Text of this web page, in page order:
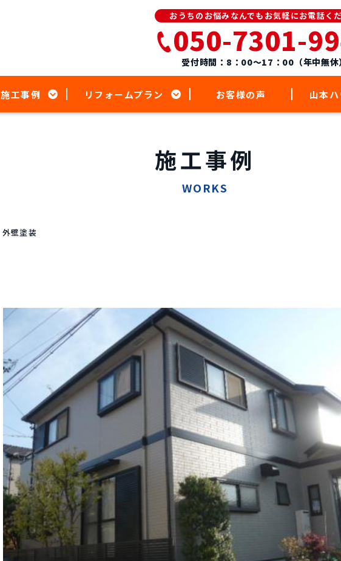
おうちのお悩みなんでもお気軽にお電話く
050-7301-
受付時間：8：00～17：00（年中無休
施工事例 リフォームプラン お客様の声 山本
施工事例
WORKS
外壁塗装